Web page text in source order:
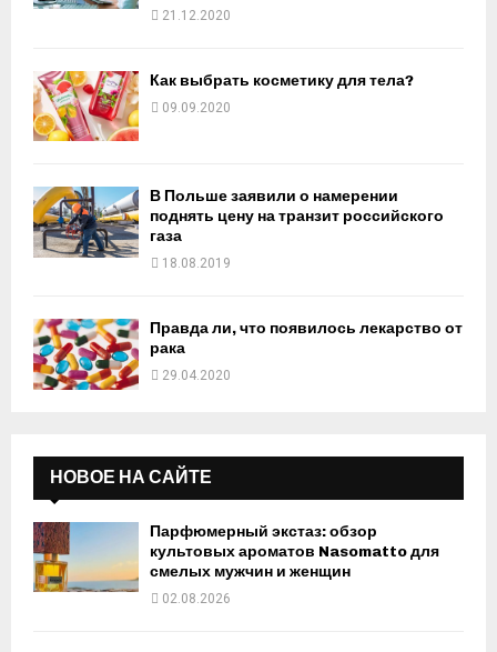
21.12.2020
Как выбрать косметику для тела?
09.09.2020
В Польше заявили о намерении
поднять цену на транзит российского
газа
18.08.2019
Правда ли, что появилось лекарство от
рака
29.04.2020
НОВОЕ НА САЙТЕ
Парфюмерный экстаз: обзор
культовых ароматов Nasomatto для
смелых мужчин и женщин
02.08.2026